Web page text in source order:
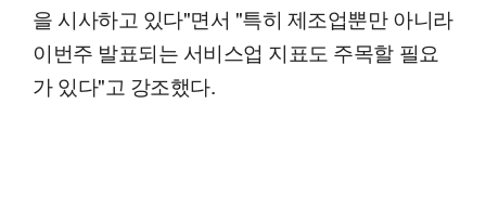
을 시사하고 있다"면서 "특히 제조업뿐만 아니라
이번주 발표되는 서비스업 지표도 주목할 필요
가 있다"고 강조했다.